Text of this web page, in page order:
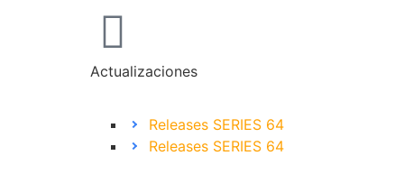
Actualizaciones
Releases SERIES 64
Releases SERIES 64